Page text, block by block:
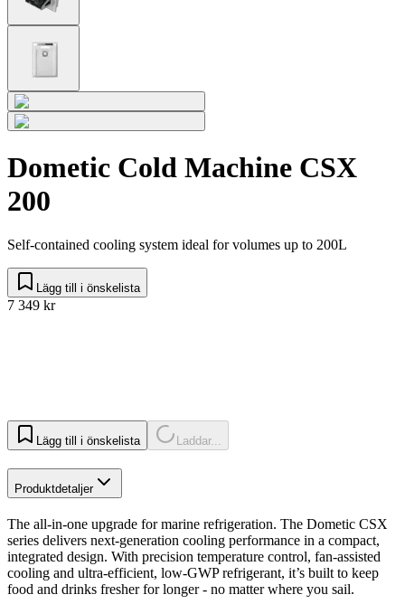
Dometic Cold Machine CSX
200
Self-contained cooling system ideal for volumes up to 200L
Lägg till i önskelista
7 349 kr
Lägg till i önskelista Laddar...
Produktdetaljer
The all-in-one upgrade for marine refrigeration. The Dometic CSX
series delivers next-generation cooling performance in a compact,
integrated design. With precision temperature control, fan-assisted
cooling and ultra-efficient, low-GWP refrigerant, it’s built to keep
food and drinks fresher for longer - no matter where you sail.